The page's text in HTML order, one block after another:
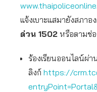
แจ้งเบาะแสมายังสภาอ
ด่วน 1502 หรือตามช่
ร้องเรียนออนไลน์ผ่า
ลิงก์ https://